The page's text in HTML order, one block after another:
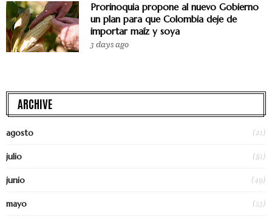
Prorinoquia propone al nuevo Gobierno
un plan para que Colombia deje de
importar maíz y soya
3 days ago
ARCHIVE
agosto (21)
julio (81)
junio (49)
mayo (53)